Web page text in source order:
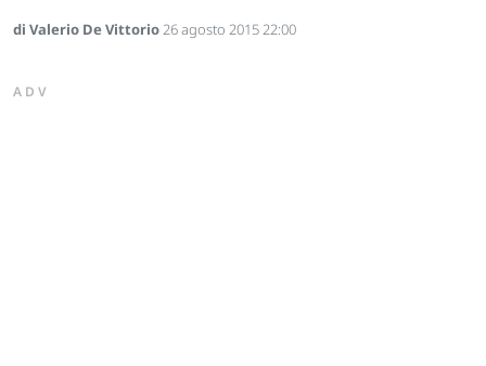
di Valerio De Vittorio26 agosto 2015 22:00
ADV